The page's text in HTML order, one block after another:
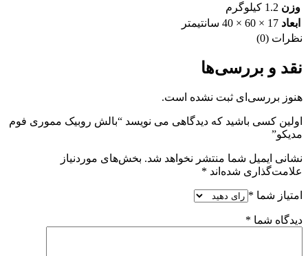
وزن 1.2 کیلوگرم
ابعاد 17 × 60 × 40 سانتیمتر
نظرات (0)
نقد و بررسی‌ها
هنوز بررسی‌ای ثبت نشده است.
اولین کسی باشید که دیدگاهی می نویسد “بالش روبیک مموری فوم
مدیکو”
نشانی ایمیل شما منتشر نخواهد شد. بخش‌های موردنیاز
علامت‌گذاری شده‌اند *
امتیاز شما *
دیدگاه شما *